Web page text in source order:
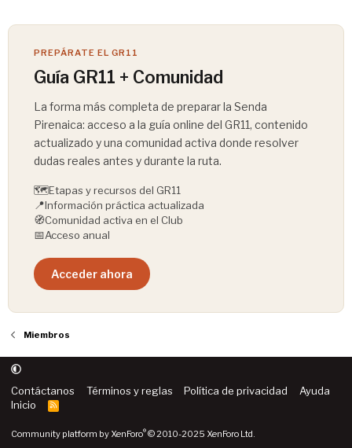
PREPÁRATE EL GR11
Guía GR11 + Comunidad
La forma más completa de preparar la Senda
Pirenaica: acceso a la guía online del GR11, contenido
actualizado y una comunidad activa donde resolver
dudas reales antes y durante la ruta.
🗺️Etapas y recursos del GR11
📍Información práctica actualizada
🧭Comunidad activa en el Club
📅Acceso anual
Acceder ahora
Miembros
Contáctanos Términos y reglas Política de privacidad
Ayuda
Inicio
R
S
Community platform by XenForo® © 2010-2025 XenForo Ltd.